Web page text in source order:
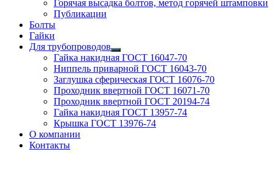
Горячая высадка болтов, метод горячей штамповки
Публикации
Болты
Гайки
Для трубопроводов
Гайка накидная ГОСТ 16047-70
Ниппель приварной ГОСТ 16043-70
Заглушка сферическая ГОСТ 16076-70
Проходник ввертной ГОСТ 16071-70
Проходник ввертной ГОСТ 20194-74
Гайка накидная ГОСТ 13957-74
Крышка ГОСТ 13976-74
О компании
Контакты